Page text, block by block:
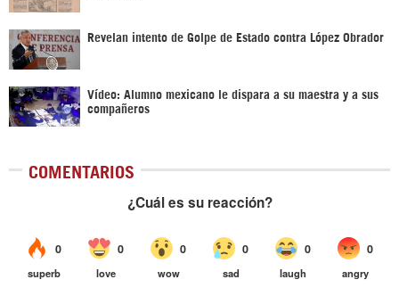
Revelan intento de Golpe de Estado contra López Obrador
Vídeo: Alumno mexicano le dispara a su maestra y a sus
compañeros
COMENTARIOS